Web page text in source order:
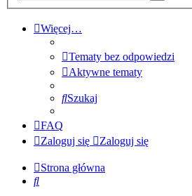
Więcej…
Tematy bez odpowiedzi
Aktywne tematy
Szukaj
FAQ
Zaloguj się
Zaloguj się
Strona główna
Szukaj